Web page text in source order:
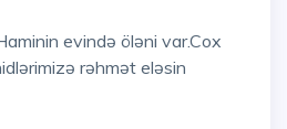
evində öləni var.Cox
rəhmət eləsin